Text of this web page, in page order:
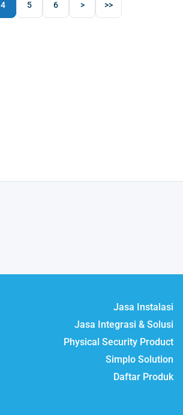
4 5 6 > >>
Jasa Instalasi
Jasa Integrasi & Solusi
Physical Security Product
Simplo Solution
Daftar Produk